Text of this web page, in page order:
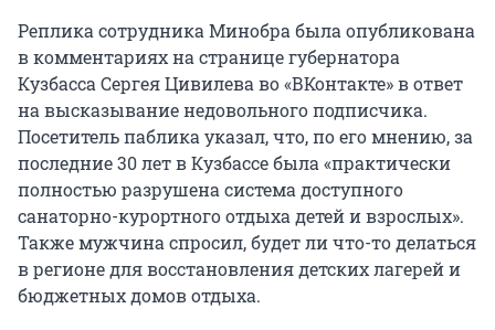
Реплика сотрудника Минобра была опубликована
в комментариях на странице губернатора
Кузбасса Сергея Цивилева во «ВКонтакте» в ответ
на высказывание недовольного подписчика.
Посетитель паблика указал, что, по его мнению, за
последние 30 лет в Кузбассе была «практически
полностью разрушена система доступного
санаторно-курортного отдыха детей и взрослых».
Также мужчина спросил, будет ли что-то делаться
в регионе для восстановления детских лагерей и
бюджетных домов отдыха.